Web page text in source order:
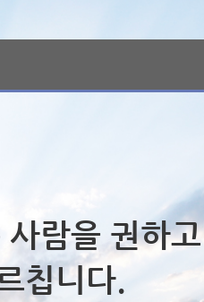
람을 권하고
칩니다.